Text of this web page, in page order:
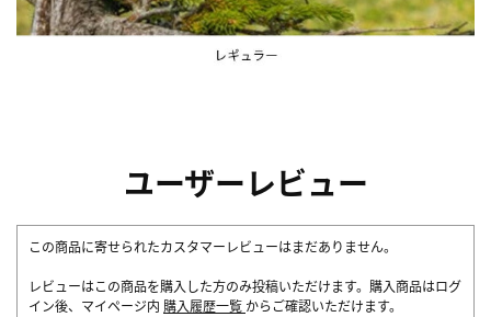
ユーザーレビュー
この商品に寄せられたカスタマーレビューはまだありません。
レビューはこの商品を購入した方のみ投稿いただけます。購入商品はログ
イン後、マイページ内 購入履歴一覧 からご確認いただけます。